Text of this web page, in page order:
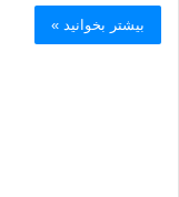
بیشتر بخوانید »